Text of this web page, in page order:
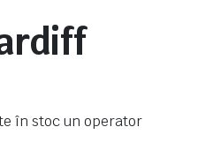
în stoc un operator